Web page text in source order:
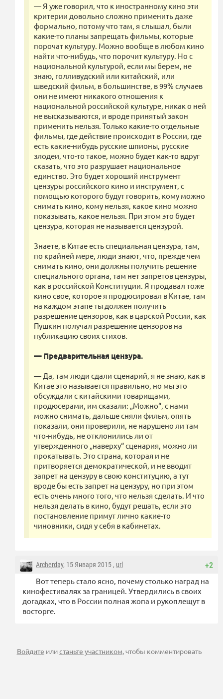
— Я уже говорил, что к иностранному кино эти
критерии довольно сложно применить даже
формально, потому что там, я слышал, были
какие-то планы запрещать фильмы, которые
порочат культуру. Можно вообще в любом кино
найти что-нибудь, что порочит культуру. Но с
национальной культурой, если мы берем, не
знаю, голливудский или китайский, или
шведский фильм, в большинстве, в 99% случаев
они не имеют никакого отношения к
национальной российской культуре, никак о ней
не высказываются, и вроде принятый закон
применить нельзя. Только какие-то отдельные
фильмы, где действие происходит в России, где
есть какие-нибудь русские шпионы, русские
злодеи, что-то такое, можно будет как-то вдруг
сказать, что это разрушает национальное
единство. Это будет хороший инструмент
цензуры российского кино и инструмент, с
помощью которого будут говорить, кому можно
снимать кино, кому нельзя, какое кино можно
показывать, какое нельзя. При этом это будет
цензура, которая не называется цензурой.
Знаете, в Китае есть специальная цензура, там,
по крайней мере, люди знают, что, прежде чем
снимать кино, они должны получить решение
специального органа, там нет запретов цензуры,
как в российской Конституции. Я продавал тоже
кино свое, которое я продюсировал в Китае, там
на каждом этапе ты должен получить
разрешение цензоров, как в царской России, как
Пушкин получал разрешение цензоров на
публикацию своих стихов.
— Предварительная цензура.
— Да, там люди сдали сценарий, я не знаю, как в
Китае это называется правильно, но мы это
обсуждали с китайскими товарищами,
продюсерами, им сказали: „Можно“, с нами
можно снимать, дальше сняли фильм, опять
показали, они проверили, не нарушено ли там
что-нибудь, не отклонились ли от
утвержденного „наверху“ сценария, можно ли
прокатывать. Это страна, которая и не
притворяется демократической, и не вводит
запрет на цензуру в свою конституцию, а тут
вроде бы есть запрет на цензуру, но при этом
есть очень много того, что нельзя сделать. И что
нельзя делать в кино, будут решать, если это
постановление примут лично какие-то
чиновники, сидя у себя в кабинетах.
+2
Archerday, 15 Января 2015 , url
Вот теперь стало ясно, почему столько наград на
кинофестивалях за границей. Утвердились в своих
догадках, что в России полная жопа и рукоплещут в
восторге.
Войдите илистаньте участником, чтобы комментировать